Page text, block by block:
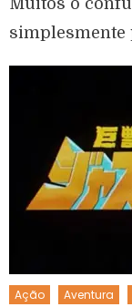
simplesmente
Ação Aventura